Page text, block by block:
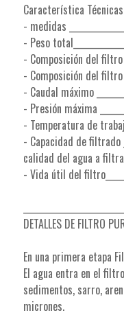
Característica
- medidas
- Peso
- Composición del filtro
- Composición del
- Caudal máximo
- Presión máxima
- Temperatura de
- Capacidad de filtrado
calidad del agua a
- Vida útil del
DETALLES DE FILTRO
En una primera etapa
El agua entra en el
sedimentos, sarro,
micrones.